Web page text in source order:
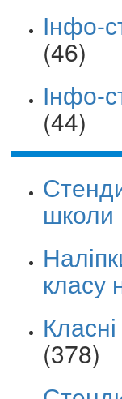
Інфо-
(46)
Інфо-
(44)
школи
класу
(378)